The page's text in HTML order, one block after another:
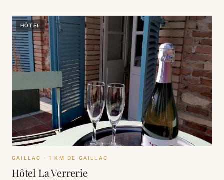
HÔTEL
GAILLAC · 1 KM DE GAILLAC
Hôtel La Verrerie